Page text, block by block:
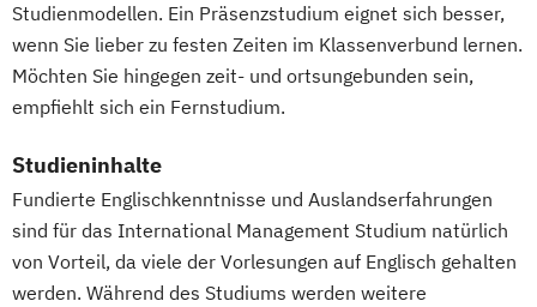
Finanzmanagement
Finanzmanagement für Bankkaufleute
Fintech Fitnessökonomie Game Design
Gartenbau General Management
Gerontologie
Gesundheits- und Pflegepädagogik
Gesundheitsmanagement
Gesundheitspsychologie
Gesundheitspädagogik
Studienmodellen. Ein Präsenzstudium eignet sich besser,
wenn Sie lieber zu festen Zeiten im Klassenverbund lernen.
Möchten Sie hingegen zeit- und ortsungebunden sein,
empfiehlt sich ein Fernstudium.
Studieninhalte
Fundierte Englischkenntnisse und Auslandserfahrungen
sind für das International Management Studium natürlich
von Vorteil, da viele der Vorlesungen auf Englisch gehalten
werden. Während des Studiums werden weitere